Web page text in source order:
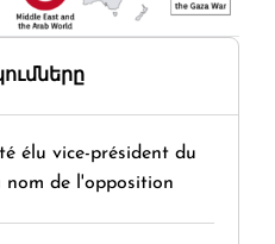
élu vice-président du
nom de l'opposition